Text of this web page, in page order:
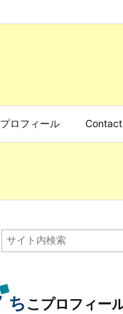
プロフィール Contact
ち こプロフィー